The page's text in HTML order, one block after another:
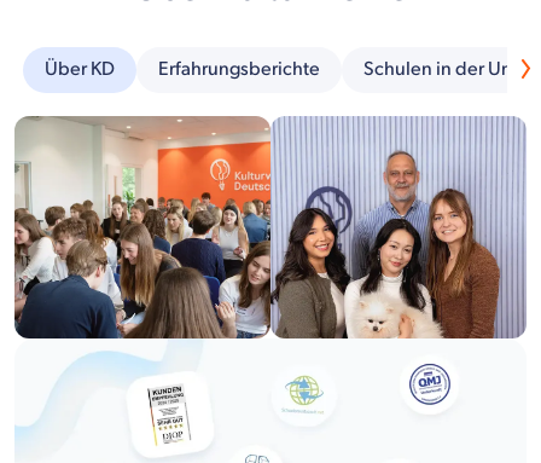
Über KD Erfahrungsberichte Schulen in der